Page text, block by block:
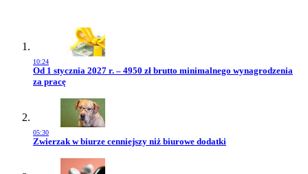
10:24
Przejdź do artykułu:
Od 1 stycznia 2027 r. – 4950 zł brutto minimalnego wynagrodzenia
za pracę
05:30
Przejdź do artykułu:
Zwierzak w biurze cenniejszy niż biurowe dodatki